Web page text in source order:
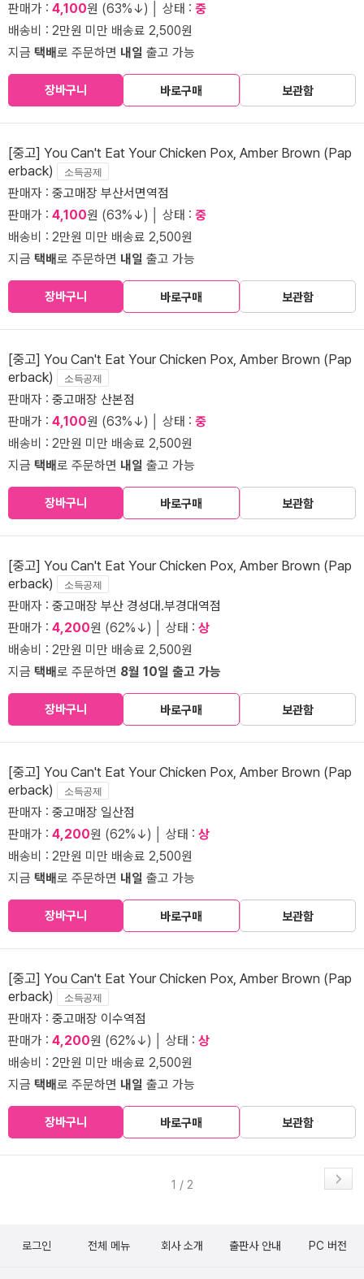
판매가 : 4,100원 (63%↓) │ 상태 : 중
배송비 : 2만원 미만 배송료 2,500원
지금 택배로 주문하면 내일 출고 가능
장바구니 바로구매 보관함
[중고] You Can't Eat Your Chicken Pox, Amber Brown (Pap
erback)
소득공제
판매자 : 중고매장 부산서면역점
판매가 : 4,100원 (63%↓) │ 상태 : 중
배송비 : 2만원 미만 배송료 2,500원
지금 택배로 주문하면 내일 출고 가능
장바구니 바로구매 보관함
[중고] You Can't Eat Your Chicken Pox, Amber Brown (Pap
erback)
소득공제
판매자 : 중고매장 산본점
판매가 : 4,100원 (63%↓) │ 상태 : 중
배송비 : 2만원 미만 배송료 2,500원
지금 택배로 주문하면 내일 출고 가능
장바구니 바로구매 보관함
[중고] You Can't Eat Your Chicken Pox, Amber Brown (Pap
erback)
소득공제
판매자 : 중고매장 부산 경성대.부경대역점
판매가 : 4,200원 (62%↓) │ 상태 : 상
배송비 : 2만원 미만 배송료 2,500원
지금 택배로 주문하면 8월 10일 출고 가능
장바구니 바로구매 보관함
[중고] You Can't Eat Your Chicken Pox, Amber Brown (Pap
erback)
소득공제
판매자 : 중고매장 일산점
판매가 : 4,200원 (62%↓) │ 상태 : 상
배송비 : 2만원 미만 배송료 2,500원
지금 택배로 주문하면 내일 출고 가능
장바구니 바로구매 보관함
[중고] You Can't Eat Your Chicken Pox, Amber Brown (Pap
erback)
소득공제
판매자 : 중고매장 이수역점
판매가 : 4,200원 (62%↓) │ 상태 : 상
배송비 : 2만원 미만 배송료 2,500원
지금 택배로 주문하면 내일 출고 가능
장바구니 바로구매 보관함
1 / 2
로그인 전체 메뉴 회사 소개 출판사 안내 PC 버전